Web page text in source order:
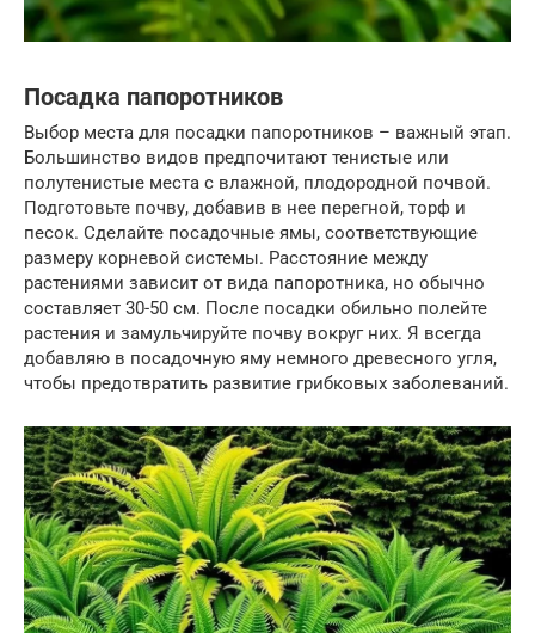
Посадка папоротников
Выбор места для посадки папоротников – важный этап.
Большинство видов предпочитают тенистые или
полутенистые места с влажной, плодородной почвой.
Подготовьте почву, добавив в нее перегной, торф и
песок. Сделайте посадочные ямы, соответствующие
размеру корневой системы. Расстояние между
растениями зависит от вида папоротника, но обычно
составляет 30-50 см. После посадки обильно полейте
растения и замульчируйте почву вокруг них. Я всегда
добавляю в посадочную яму немного древесного угля,
чтобы предотвратить развитие грибковых заболеваний.